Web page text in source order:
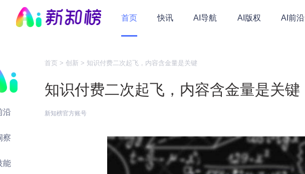
首页 快讯 AI导航 AI版权 AI前沿
沿
察
能
首页 > 创新 > 知识付费二次起飞，内容含金量是关键
知识付费二次起飞，内容含金量是关键
新知榜官方账号